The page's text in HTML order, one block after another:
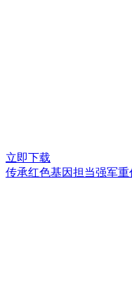
立即下载
传承红色基因担当强军